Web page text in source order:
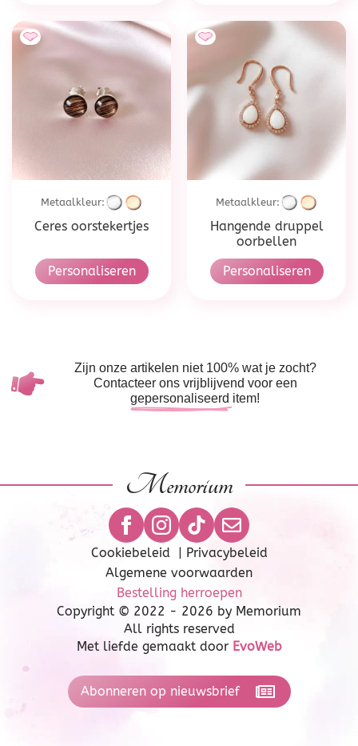
Metaalkleur:
Ceres oorstekertjes
Personaliseren
Metaalkleur:
Hangende druppel
oorbellen
Personaliseren
Zijn onze artikelen niet 100% wat je zocht?
Contacteer ons vrijblijvend voor een
gepersonaliseerd item!
Memorium
Cookiebeleid | Privacybeleid
Algemene voorwaarden
Bestelling herroepen
Copyright © 2022 - 2026 by Memorium
All rights reserved
Met liefde gemaakt door EvoWeb
Abonneren op nieuwsbrief